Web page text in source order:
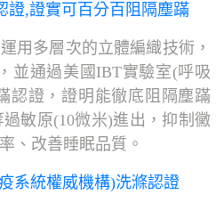
證,證實可百分百阻隔塵蹣
用多層次的立體編織技術，
並通過美國IBT實驗室(呼吸
認證，證明能徹底阻隔塵蹣
敏原(10微米)進出，抑制黴
、改善睡眠品質。
系統權威機構)洗滌認證